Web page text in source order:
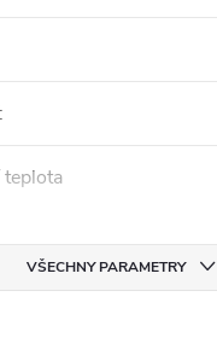
:
VŠECHNY PARAMETRY